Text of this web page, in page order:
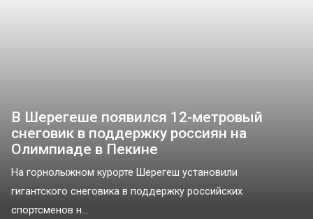
В Шерегеше появился 12-метровый
снеговик в поддержку россиян на
Олимпиаде в Пекине
На горнолыжном курорте Шерегеш установили
гигантского снеговика в поддержку российских
спортсменов н...